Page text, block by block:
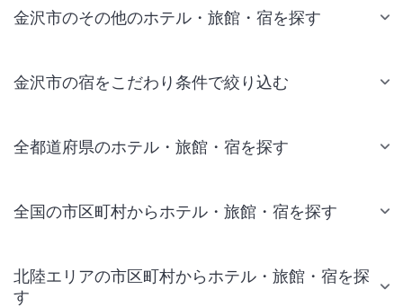
金沢市のその他のホテル・旅館・宿を探す
金沢市の宿をこだわり条件で絞り込む
全都道府県のホテル・旅館・宿を探す
全国の市区町村からホテル・旅館・宿を探す
北陸エリアの市区町村からホテル・旅館・宿を探
す